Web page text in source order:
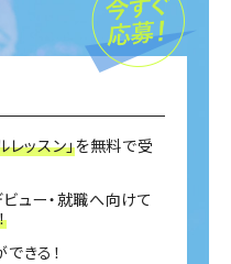
レッスン」を無料で受
ビュー・就職へ向けて
きる！